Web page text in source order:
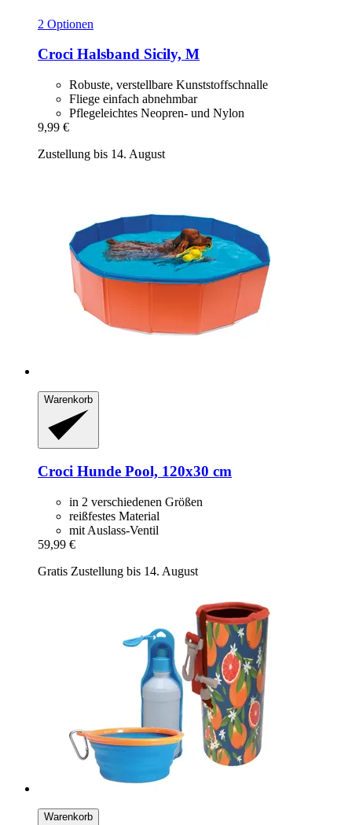
2 Optionen
Croci Halsband Sicily, M
Robuste, verstellbare Kunststoffschnalle
Fliege einfach abnehmbar
Pflegeleichtes Neopren- und Nylon
9,99 €
Zustellung bis 14. August
Warenkorb
Croci Hunde Pool, 120x30 cm
in 2 verschiedenen Größen
reißfestes Material
mit Auslass-Ventil
59,99 €
Gratis Zustellung bis 14. August
Warenkorb